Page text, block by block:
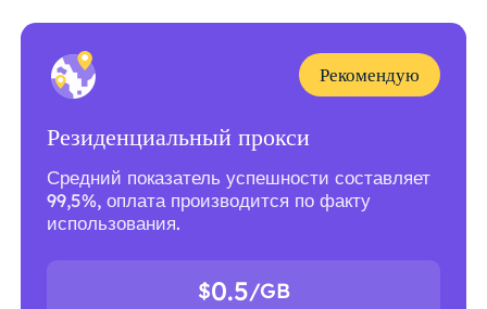
Рекомендую
Резиденциальный прокси
Средний показатель успешности составляет
99,5%, оплата производится по факту
использования.
$0.5/GB